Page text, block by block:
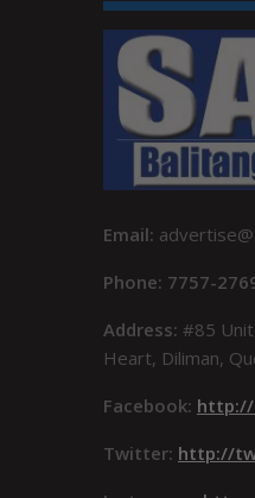
Email:
Phone: 7757-
Address: #85 Unit
Heart, Diliman,
Facebook: http://
Twitter: http://